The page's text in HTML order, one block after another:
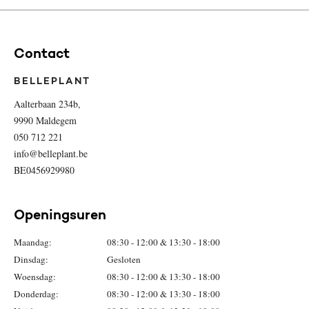
Contact
BELLEPLANT
Aalterbaan 234b,
9990 Maldegem
050 712 221
info@belleplant.be
BE0456929980
Openingsuren
Maandag:
08:30 - 12:00 & 13:30 - 18:00
Dinsdag:
Gesloten
Woensdag:
08:30 - 12:00 & 13:30 - 18:00
Donderdag:
08:30 - 12:00 & 13:30 - 18:00